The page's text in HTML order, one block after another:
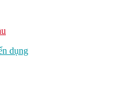
dụng